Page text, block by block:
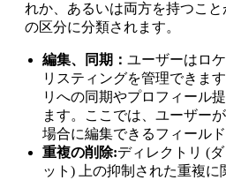
れか、あるいは両方を持つこ
の区分に分類されます。
編集、同期： ユーザーはロ
リスティングを管理できま
リへの同期やプロフィール
ます。ここでは、ユーザー
場合に編集できるフィール
重複の削除:ディレクトリ (
ット) 上の抑制された重複